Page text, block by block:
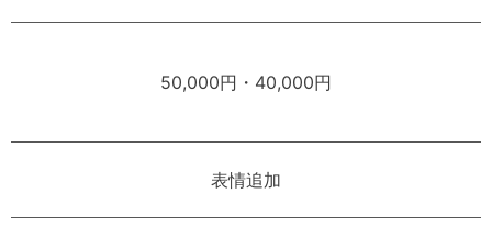
50,000円・40,000円
表情追加